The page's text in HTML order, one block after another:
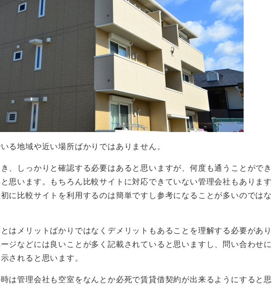
る地域や近い場所ばかりではありません。
、しっかりと確認する必要はあると思いますが、何度も通うことができ
思います。もちろん比較サイトに対応できていない管理会社もあります
に比較サイトを利用するのは簡単ですし参考になることが多いのではな
はメリットばかりではなくデメリットもあることを理解する必要があり
ジなどには良いことが多く記載されていると思いますし、問い合わせに
されると思います。
は管理会社も空室をなんとか必死で賃貸借契約が出来るようにすると思